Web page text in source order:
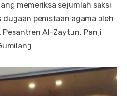
memeriksa sejumlah saksi
dugaan penistaan agama oleh
Pesantren Al-Zaytun, Panji
…